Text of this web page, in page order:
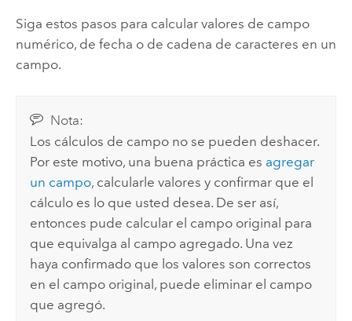
Siga estos pasos para calcular valores de campo
numérico, de fecha o de cadena de caracteres en un
campo.
Nota:
Los cálculos de campo no se pueden deshacer.
Por este motivo, una buena práctica es agregar
un campo, calcularle valores y confirmar que el
cálculo es lo que usted desea. De ser así,
entonces pude calcular el campo original para
que equivalga al campo agregado. Una vez
haya confirmado que los valores son correctos
en el campo original, puede eliminar el campo
que agregó.